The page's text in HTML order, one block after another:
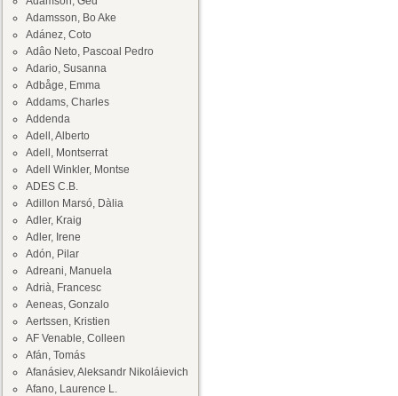
Adamsson, Bo Ake
Adánez, Coto
Adâo Neto, Pascoal Pedro
Adario, Susanna
Adbåge, Emma
Addams, Charles
Addenda
Adell, Alberto
Adell, Montserrat
Adell Winkler, Montse
ADES C.B.
Adillon Marsó, Dàlia
Adler, Kraig
Adler, Irene
Adón, Pilar
Adreani, Manuela
Adrià, Francesc
Aeneas, Gonzalo
Aertssen, Kristien
AF Venable, Colleen
Afán, Tomás
Afanásiev, Aleksandr Nikoláievich
Afano, Laurence L.